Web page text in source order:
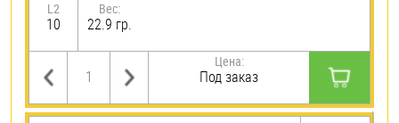
L2
10
Вес:
22.9 гр.
Цена:
Под заказ